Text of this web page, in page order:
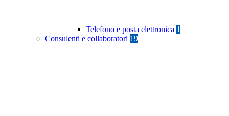
Telefono e posta elettronica 1
Consulenti e collaboratori 19